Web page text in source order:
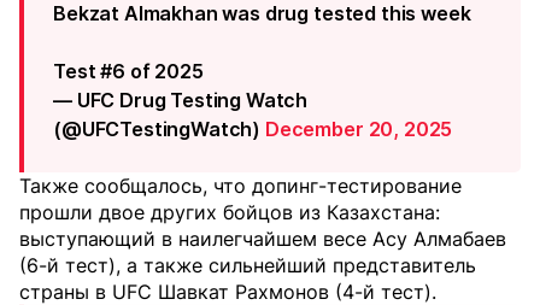
Bekzat Almakhan was drug tested this week
Test #6 of 2025
— UFC Drug Testing Watch
(@UFCTestingWatch) December 20, 2025
Также сообщалось, что допинг-тестирование
прошли двое других бойцов из Казахстана:
выступающий в наилегчайшем весе Асу Алмабаев
(6-й тест), а также сильнейший представитель
страны в UFC Шавкат Рахмонов (4-й тест).